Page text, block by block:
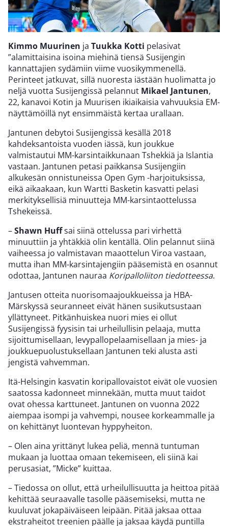
Kimmo Muurinen ja Tuukka Kotti pelasivat
”alamittaisina isoina miehinä tiensä Susijengin
kannattajien sydämiin viime vuosikymmenellä.
Perinteet jatkuvat, sillä nuoresta iästään huolimatta jo
neljä vuotta Susijengissä pelannut Mikael Jantunen,
22, kanavoi Kotin ja Muurisen ikiaikaisia vahvuuksia EM-
näyttämöillä nyt ensimmäistä kertaa urallaan.
Jantunen debytoi Susijengissä kesällä 2018
kahdeksantoista vuoden iässä, kun joukkue
valmistautui MM-karsintaikkunaan Tshekkiä ja Islantia
vastaan. Jantunen petasi paikkansa Susijengiin
alkukesän onnistuneissa Open Gym -harjoituksissa,
eikä aikaakaan, kun Wartti Basketin kasvatti pelasi
merkityksellisiä minuutteja MM-karsintaottelussa
Tshekeissä.
–Shawn Huffsai siinä ottelussa pari virhettä
minuuttiin ja yhtäkkiä olin kentällä. Olin pelannut siinä
vaiheessa jo valmistavan maaottelun Viroa vastaan,
mutta ihan MM-karsintajengiin pääsemistä en osannut
odottaa, Jantunen nauraa Koripalloliiton tiedotteessa.
Jantusen otteita nuorisomaajoukkueissa ja HBA-
Märskyssä seuranneet eivät hänen susikutsustaan
yllättyneet. Pitkänhuiskea nuori mies ei ollut
Susijengissä fyysisin tai urheilullisin pelaaja, mutta
sijoittumisellaan, levypallopelaamisellaan ja mies- ja
joukkuepuolustuksellaan Jantunen teki alusta asti
jengistä vahvemman.
Itä-Helsingin kasvatin koripallovaistot eivät ole vuosien
saatossa kadonneet minnekään, mutta muut taidot
ovat ohessa karttuneet. Jantunen on vuonna 2022
aiempaa isompi ja vahvempi, nousee korkeammalle ja
on kehittänyt luontevan hyppyheiton.
– Olen aina yrittänyt lukea peliä, mennä tuntuman
mukaan ja luottaa omaan tekemiseen, eli siinä kai
perusasiat, ”Micke” kuittaa.
– Tiedossa on ollut, että urheilullisuutta ja heittoa pitää
kehittää seuraavalle tasolle pääsemiseksi, mutta ne
kuuluvat jokapäiväiseen leipään. Pitää jaksaa ottaa
ekstraheitot treenien päälle ja jaksaa käydä puntilla